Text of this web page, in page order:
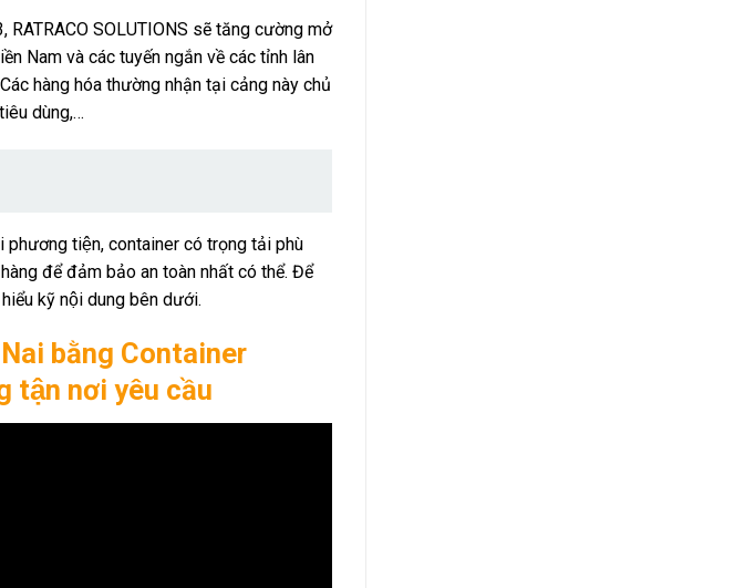
RATRACO SOLUTIONS sẽ tăng cường mở
Nam và các tuyến ngắn về các tỉnh lân
hàng hóa thường nhận tại cảng này chủ
dùng,…
tiện, container có trọng tải phù
để đảm bảo an toàn nhất có thể. Để
kỹ nội dung bên dưới.
bằng Container
tận nơi yêu cầu